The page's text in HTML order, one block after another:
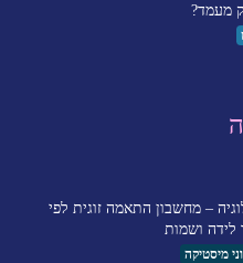
מעמד?
– מחשבון התאמה זוגית לפי
לידה ושמות
מיסטיקה